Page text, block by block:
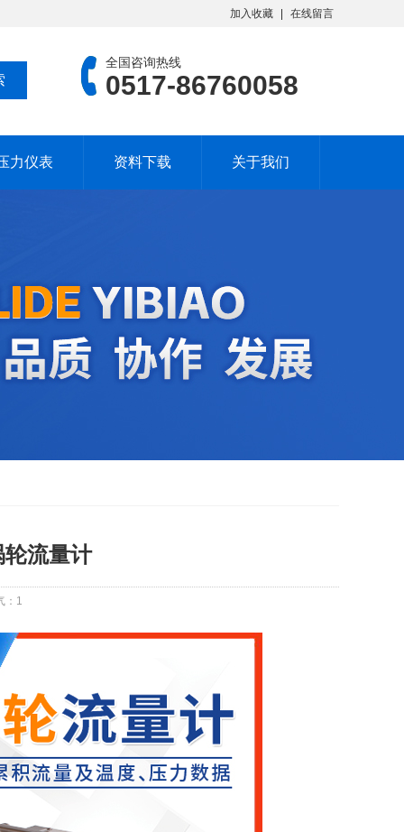
加入收藏 在线留言
全国咨询热线
0517-86760058
力仪表 资料下载 关于我们
流量计
： 1